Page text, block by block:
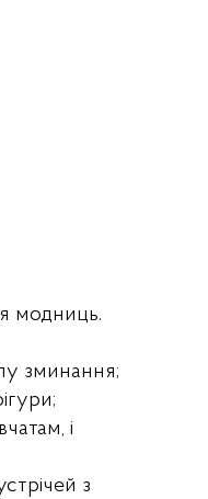
модниць.
зминання;
і
з